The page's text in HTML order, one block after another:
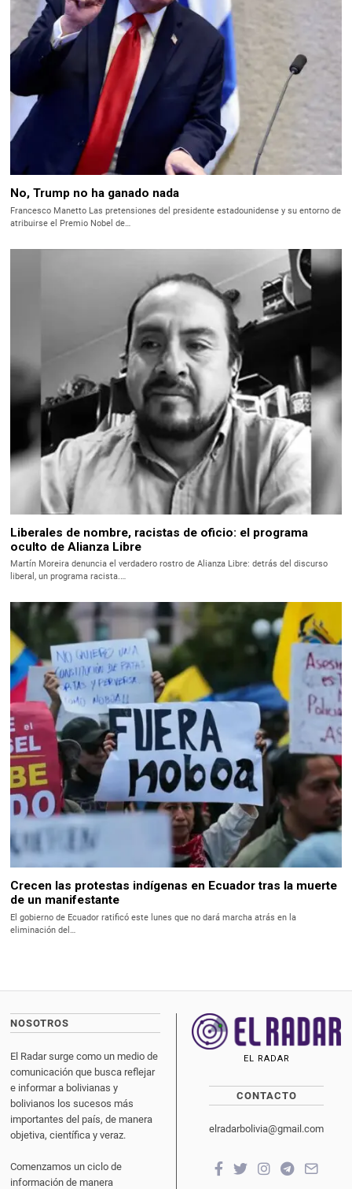
No, Trump no ha ganado nada
Francesco Manetto Las pretensiones del presidente estadounidense y su entorno de
atribuirse el Premio Nobel de…
Liberales de nombre, racistas de oficio: el programa
oculto de Alianza Libre
Martín Moreira denuncia el verdadero rostro de Alianza Libre: detrás del discurso
liberal, un programa racista.…
Crecen las protestas indígenas en Ecuador tras la muerte
de un manifestante
El gobierno de Ecuador ratificó este lunes que no dará marcha atrás en la
eliminación del…
NOSOTROS
El Radar surge como un medio de
comunicación que busca reflejar
e informar a bolivianas y
bolivianos los sucesos más
importantes del país, de manera
objetiva, científica y veraz.
Comenzamos un ciclo de
información de manera
EL RADAR
CONTACTO
elradarbolivia@gmail.com